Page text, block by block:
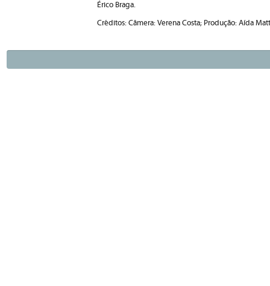
Érico Braga.
Créditos: Câmera: Verena Costa; Produção: Aída